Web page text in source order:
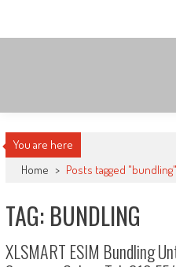
content
You are here
Home > Posts tagged "bundling"
TAG: BUNDLING
XLSMART ESIM Bundling